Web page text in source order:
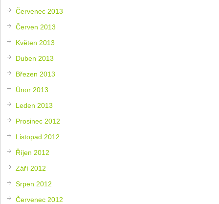
Červenec 2013
Červen 2013
Květen 2013
Duben 2013
Březen 2013
Únor 2013
Leden 2013
Prosinec 2012
Listopad 2012
Říjen 2012
Září 2012
Srpen 2012
Červenec 2012